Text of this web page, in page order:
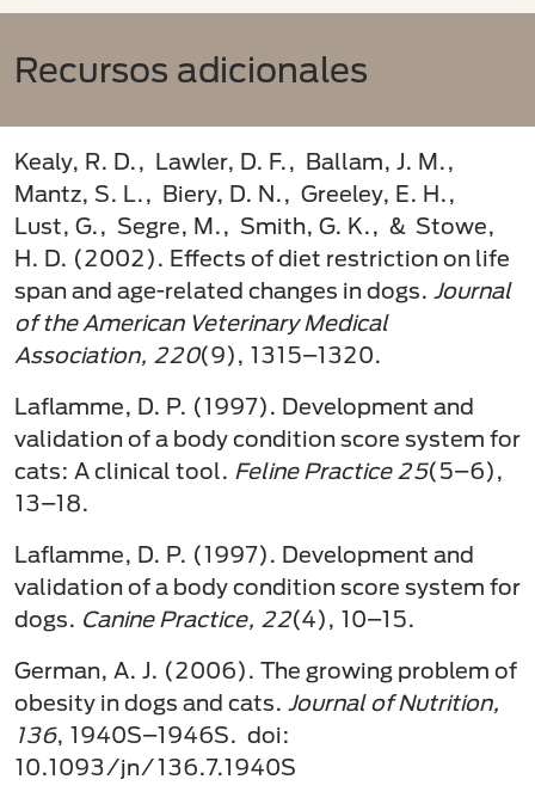
Recursos adicionales
Kealy, R. D., Lawler, D. F., Ballam, J. M.,
Mantz, S. L., Biery, D. N., Greeley, E. H.,
Lust, G., Segre, M., Smith, G. K., & Stowe,
H. D. (2002). Effects of diet restriction on life
span and age-related changes in dogs. Journal
of the American Veterinary Medical
Association, 220(9), 1315–1320.
Laflamme, D. P. (1997). Development and
validation of a body condition score system for
cats: A clinical tool. Feline Practice 25(5–6),
13–18.
Laflamme, D. P. (1997). Development and
validation of a body condition score system for
dogs. Canine Practice, 22(4), 10–15.
German, A. J. (2006). The growing problem of
obesity in dogs and cats. Journal of Nutrition,
136, 1940S–1946S. doi:
10.1093/jn/136.7.1940S